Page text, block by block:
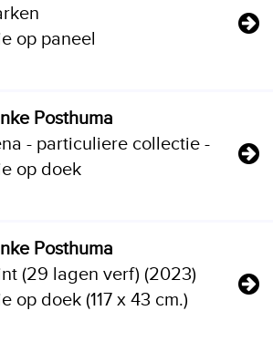
op paneel
Posthuma
- particuliere collectie -
op doek
Posthuma
(29 lagen verf) (2023)
op doek (117 x 43 cm.)